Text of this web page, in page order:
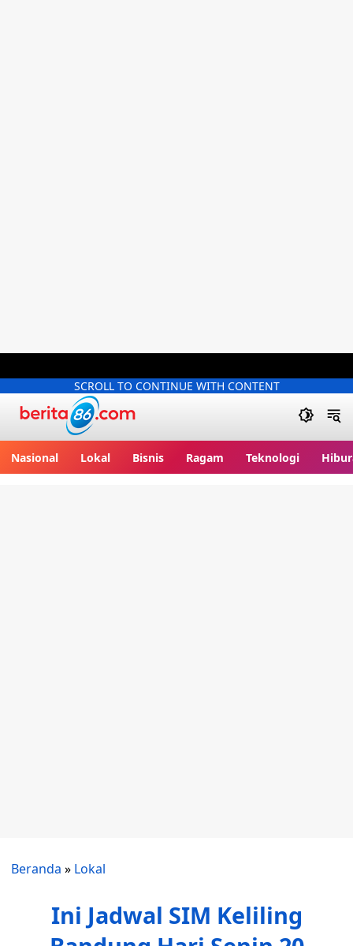
SCROLL TO CONTINUE WITH CONTENT
Nasional Lokal Bisnis Ragam Teknologi
Beranda » Lokal
Ini Jadwal SIM Keliling